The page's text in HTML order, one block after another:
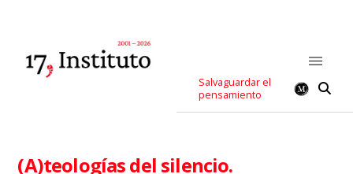
Salvaguardar el
pensamiento
(A)teologías del silencio.